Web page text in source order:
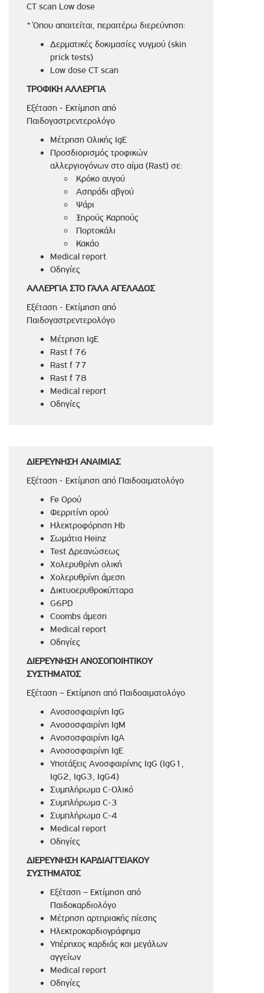
CT scan Low dose
* Όπου απαιτείται, περαιτέρω διερεύνηση:
Δερματικές δοκιμασίες νυγμού (skin
prick tests)
Low dose CT scan
ΤΡΟΦΙΚΗ ΑΛΛΕΡΓΙΑ
Εξέταση - Εκτίμηση από
Παιδογαστρεντερολόγο
Μέτρηση Ολικής IgE
Προσδιορισμός τροφικών
αλλεργιογόνων στο αίμα (Rast) σε:
Κρόκο αυγού
Ασπράδι αβγού
Ψάρι
Ξηρούς Καρπούς
Πορτοκάλι
Κακάο
Medical report
Οδηγίες
ΑΛΛΕΡΓΙΑ ΣΤΟ ΓΑΛΑ ΑΓΕΛΑΔΟΣ
Εξέταση - Εκτίμηση από
Παιδογαστρεντερολόγο
Μέτρηση IgE
Rast f 76
Rast f 77
Rast f 78
Medical report
Οδηγίες
ΔΙΕΡΕΥΝΗΣΗ ΑΝΑΙΜΙΑΣ
Εξέταση - Εκτίμηση από Παιδοαιματολόγο
Fe Ορού
Φερριτίνη ορού
Ηλεκτροφόρηση Hb
Σωμάτια Heinz
Test Δρεανώσεως
Χολερυθρίνη ολική
Χολερυθρίνη άμεση
Δικτυοερυθροκύτταρα
G6PD
Coombs άμεση
Medical report
Οδηγίες
ΔΙΕΡΕΥΝΗΣΗ ΑΝΟΣΟΠΟΙΗΤΙΚΟΥ
ΣΥΣΤΗΜΑΤΟΣ
Εξέταση – Εκτίμηση από Παιδοαιματολόγο
Ανοσοσφαιρίνη IgG
Ανοσοσφαιρίνη IgM
Ανοσοσφαιρίνη IgA
Ανοσοσφαιρίνη IgE
Υποτάξεις Ανοσφαιρίνης IgG (IgG1,
IgG2, IgG3, IgG4)
Συμπλήρωμα C-Ολικό
Συμπλήρωμα C-3
Συμπλήρωμα C-4
Medical report
Οδηγίες
ΔΙΕΡΕΥΝΗΣΗ ΚΑΡΔΙΑΓΓΕΙΑΚΟΥ
ΣΥΣΤΗΜΑΤΟΣ
Εξέταση – Εκτίμηση από
Παιδοκαρδιολόγο
Μέτρηση αρτηριακής πίεσης
Ηλεκτροκαρδιογράφημα
Υπέρηχος καρδιάς και μεγάλων
αγγείων
Medical report
Οδηγίες